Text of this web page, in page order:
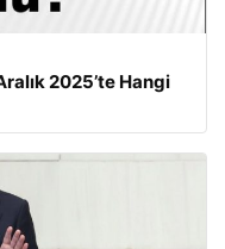
2025’te Hangi